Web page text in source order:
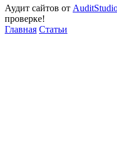
Аудит сайтов от
проверке!
Главная Статьи